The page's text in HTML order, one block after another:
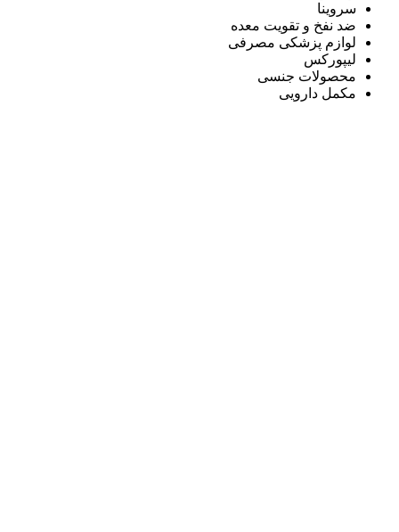
سروینا
ضد نفخ و تقویت معده
لوازم پزشکی مصرفی
لیپورکس
محصولات جنسی
مکمل دارویی